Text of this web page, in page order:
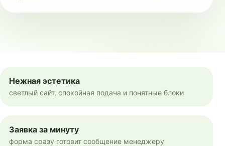
Нежная эстетика
светлый сайт, спокойная подача и понятные блоки
Заявка за минуту
форма сразу готовит сообщение менеджеру